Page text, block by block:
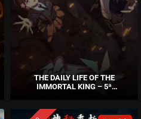
THE DAILY LIFE OF THE
IMMORTAL KING – 5ª